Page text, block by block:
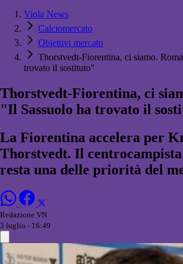
Viola News
Calciomercato
Obiettivi mercato
Thorstvedt-Fiorentina, ci siamo.
trovato il sostituto"
Thorstvedt-Fiorentina, ci
"Il Sassuolo ha trovato il
La Fiorentina accelera per
Thorstvedt. Il centrocampista
resta una delle priorità del
Redazione VN
3 luglio - 16:49